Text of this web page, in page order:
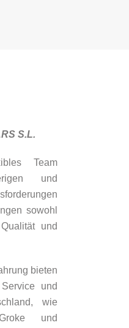
S.L.
Team
und
sowohl
und
bieten
und
wie
und